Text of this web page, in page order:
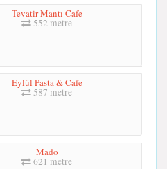
Tevatir Mantı Cafe
552 metre
Eylül Pasta & Cafe
587 metre
Mado
621 metre